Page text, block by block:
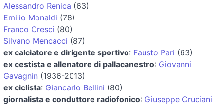
Alessandro Renica (63)
Emilio Monaldi (78)
Franco Cresci (80)
Silvano Mencacci (87)
ex calciatore e dirigente sportivo: Fausto Pari (63)
ex cestista e allenatore di pallacanestro: Giovanni
Gavagnin (1936-2013)
ex ciclista: Giancarlo Bellini (80)
giornalista e conduttore radiofonico: Giuseppe Cruciani